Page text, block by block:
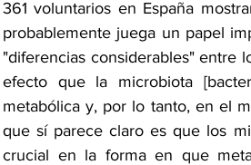
361 voluntarios en España
probablemente juega un papel
"diferencias considerables" entre
efecto que la microbiota
metabólica y, por lo tanto, en el
que sí parece claro es que los
crucial en la forma en que